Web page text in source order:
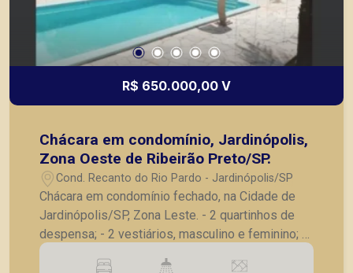
R$ 650.000,00 V
Chácara em condomínio, Jardinópolis,
Zona Oeste de Ribeirão Preto/SP.
Cond. Recanto do Rio Pardo - Jardinópolis/SP
Chácara em condomínio fechado, na Cidade de
Jardinópolis/SP, Zona Leste. - 2 quartinhos de
despensa; - 2 vestiários, masculino e feminino; -
Piscina com cascata; - Área gourmet com